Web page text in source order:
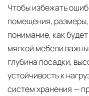
Чтобы избежать
помещения,
понимание, как
мягкой мебели важны
глубина посадки,
устойчивость к
систем хранения —